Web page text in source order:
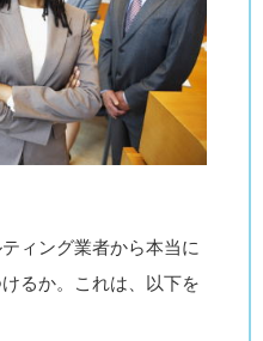
ィング業者から本当に
るか。これは、以下を